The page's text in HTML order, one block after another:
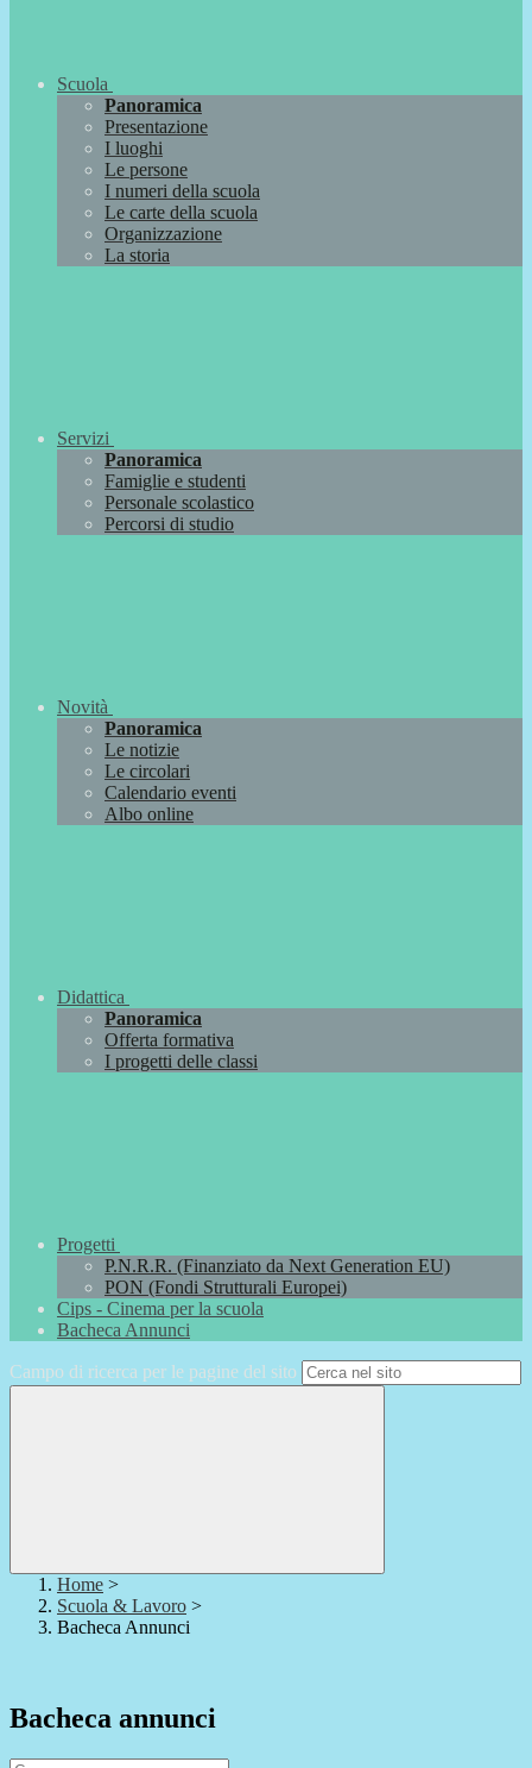
Scuola
Panoramica
Presentazione
I luoghi
Le persone
I numeri della scuola
Le carte della scuola
Organizzazione
La storia
Servizi
Panoramica
Famiglie e studenti
Personale scolastico
Percorsi di studio
Novità
Panoramica
Le notizie
Le circolari
Calendario eventi
Albo online
Didattica
Panoramica
Offerta formativa
I progetti delle classi
Progetti
P.N.R.R. (Finanziato da Next Generation EU)
PON (Fondi Strutturali Europei)
Cips - Cinema per la scuola
Bacheca Annunci
Campo di ricerca per le pagine del sito
Home >
Scuola & Lavoro >
Bacheca Annunci
Bacheca annunci